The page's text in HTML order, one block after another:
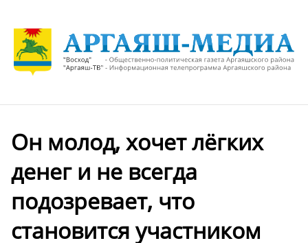
Он молод, хочет лёгких
денег и не всегда
подозревает, что
становится участником